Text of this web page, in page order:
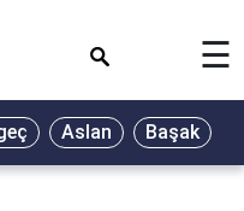
☰
Aslan Başak